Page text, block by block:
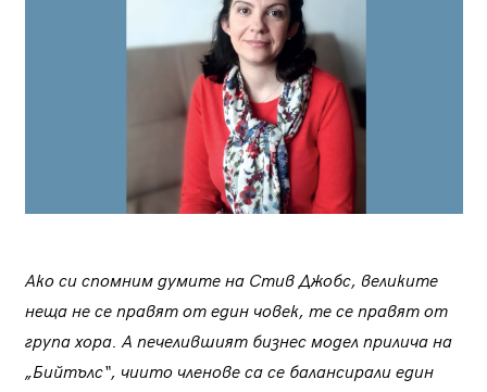
Ако си спомним думите на Стив Джобс, великите
неща не се правят от един човек, те се правят от
група хора. А печелившият бизнес модел прилича на
„Бийтълс“, чиито членове са се балансирали един